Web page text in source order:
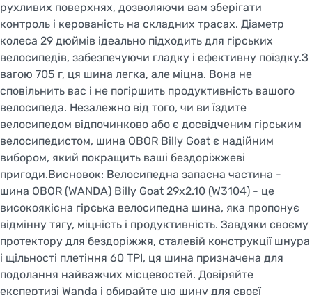
рухливих поверхнях, дозволяючи вам зберігати
контроль і керованість на складних трасах. Діаметр
колеса 29 дюймів ідеально підходить для гірських
велосипедів, забезпечуючи гладку і ефективну поїздку.З
вагою 705 г, ця шина легка, але міцна. Вона не
сповільнить вас і не погіршить продуктивність вашого
велосипеда. Незалежно від того, чи ви їздите
велосипедом відпочинково або є досвідченим гірським
велосипедистом, шина OBOR Billy Goat є надійним
вибором, який покращить ваші бездоріжжеві
пригоди.Висновок: Велосипедна запасна частина -
шина OBOR (WANDA) Billy Goat 29x2.10 (W3104) - це
високоякісна гірська велосипедна шина, яка пропонує
відмінну тягу, міцність і продуктивність. Завдяки своєму
протектору для бездоріжжя, сталевій конструкції шнура
і щільності плетіння 60 TPI, ця шина призначена для
подолання найважчих місцевостей. Довіряйте
експертизі Wanda і обирайте цю шину для своєї